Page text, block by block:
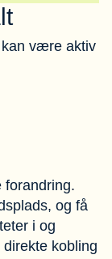
være aktiv
og få
i og
kobling